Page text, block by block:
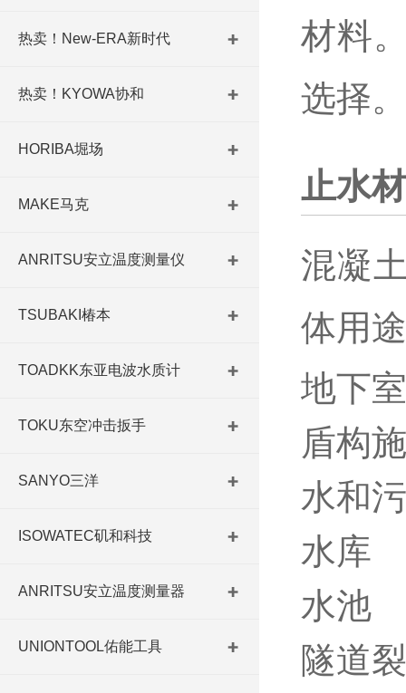
材料
选择。
止水
混凝
体用
地下
盾构
水和
水库
水池
隧道
热卖！New-ERA新时代
热卖！KYOWA协和
HORIBA堀场
MAKE马克
ANRITSU安立温度测量仪
TSUBAKI椿本
TOADKK东亚电波水质计
TOKU东空冲击扳手
SANYO三洋
ISOWATEC矶和科技
ANRITSU安立温度测量器
UNIONTOOL佑能工具